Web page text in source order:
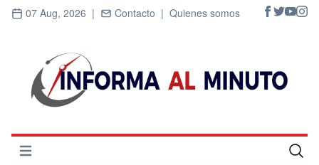
07 Aug, 2026 | Contacto | Quienes somos
Abrir menú
Regional
SENAPRED declara Alerta Temprana
Preventiva por nevadas para ocho